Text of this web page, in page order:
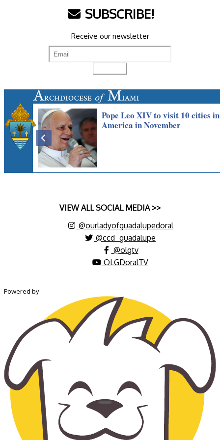
SUBSCRIBE!
Receive our newsletter
VIEW ALL SOCIAL MEDIA >>
@ourladyofguadalupedoral
@ccd_guadalupe
@olgtv
OLGDoralTV
Powered by